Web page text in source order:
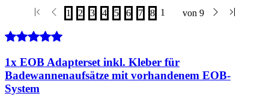
1x EOB Adapterset inkl. Kleber für
Badewannenaufsätze mit vorhandenem EOB-
System